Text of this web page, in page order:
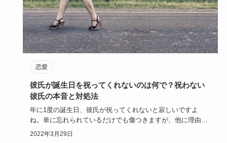
恋愛
彼氏が誕生日を祝ってくれないのは何で？祝わない
彼氏の本音と対処法
年に1度の誕生日、彼氏が祝ってくれないと寂しいですよ
ね。単に忘れられているだけでも傷つきますが、他に理由は
あるのでしょうか…
2022年3月29日